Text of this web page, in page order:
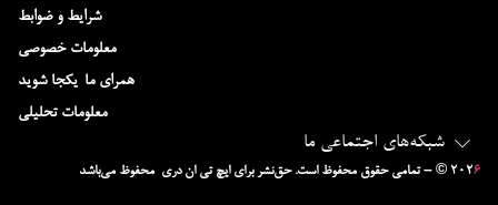
شبکه‌های اجتماعی ما
– © ۲۰۲۶ تمامی حقوق محفوظ است. حق‌نشر برای ایچ‌ تی‌ ان دری محفوظ می‌باشد
شرایط و ضوابط
معلومات خصوصی
همرای ما-یکجا شوید
معلومات تحلیلی